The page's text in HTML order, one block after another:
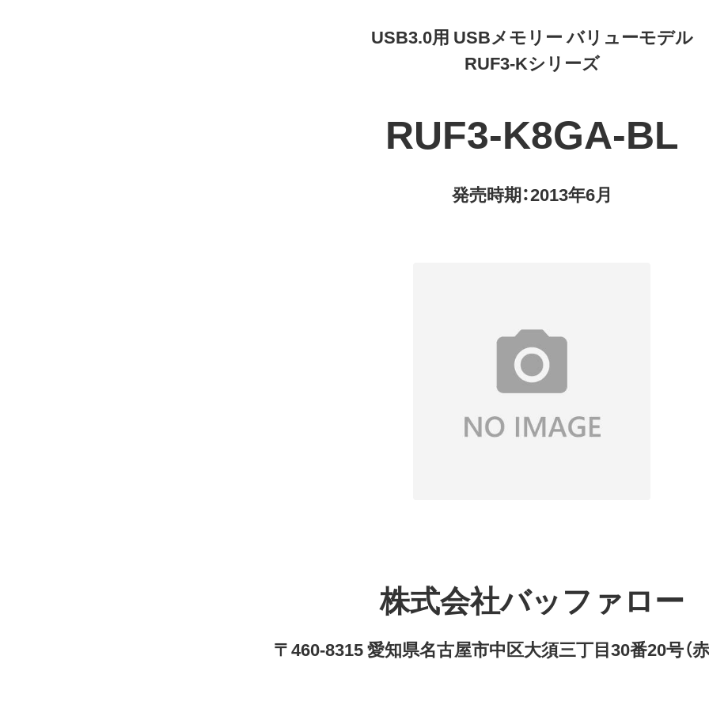
USB3.0用 USBメモリー バリューモデル
RUF3-Kシリーズ
RUF3-K8GA-BL
発売時期：2013年6月
株式会社バッファロー
〒460-8315 愛知県名古屋市中区大須三丁目30番20号（